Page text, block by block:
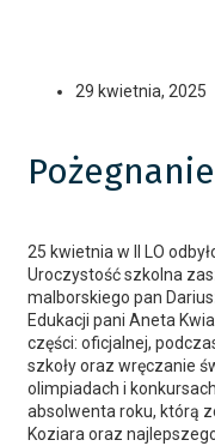
29 kwietnia, 2025
25 kwietnia w II LO
Uroczystość szkolna
malborskiego pan
Edukacji pani Aneta
części: oficjalnej,
szkoły oraz wręczanie
olimpiadach i
absolwenta roku, którą
Koziara oraz